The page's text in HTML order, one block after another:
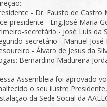
- Dr. Fausto de Castro
presidente - Eng.José Maria
secretário - José Luís da
secretário - Manuel
- Álvaro de Jesus da
Bernardino Madureira
Assembleia foi aprovado
o seu ilustre
da Sede Social da